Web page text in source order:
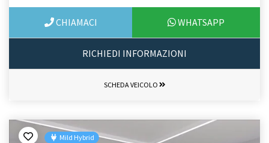
CHIAMACI WHATSAPP
RICHIEDI INFORMAZIONI
SCHEDA VEICOLO
Mild Hybrid